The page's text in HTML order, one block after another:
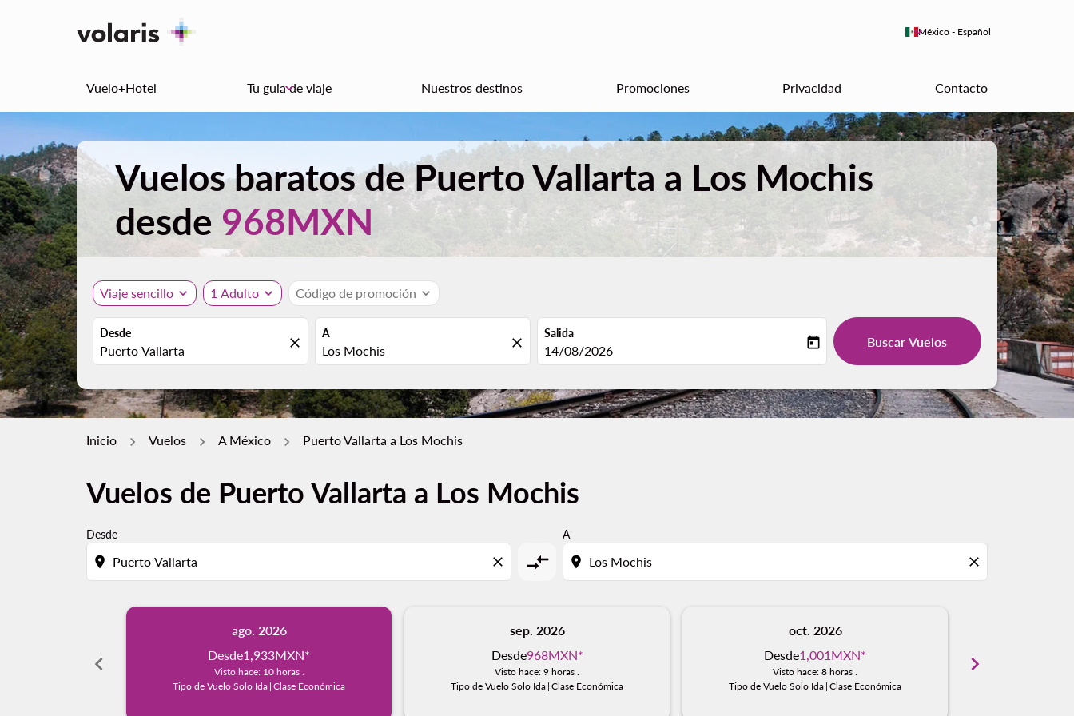
México - Español
keyboard_arrow_down
Vuelo+Hotel Tu guia de viaje
keyboard_arrow_down Nuestros destinos Promociones Privacidad Contacto
Vuelos baratos de Puerto Vallarta a Los Mochis
desde 968MXN
Viaje sencillo expand_more 1 Adulto expand_more Código de promoción expand_more
Desde
close
A
close
Salida
fc-booking-departure-date-aria-label
14/08/2026 today Buscar Vuelos
Inicio Vuelos A México Puerto Vallarta a Los Mochis
Vuelos de Puerto Vallarta a Los Mochis
Desde
location_on close compare_arrows
A
location_on close
chevron_left
ago. 2026
Desde1,933MXN*
Visto hace: 10 horas .
Tipo de Vuelo Solo Ida | Clase Económica
sep. 2026
Desde968MXN*
Visto hace: 9 horas .
Tipo de Vuelo Solo Ida | Clase Económica
oct. 2026
Desde1,001MXN*
Visto hace: 8 horas .
Tipo de Vuelo Solo Ida | Clase Económica
chevron_right